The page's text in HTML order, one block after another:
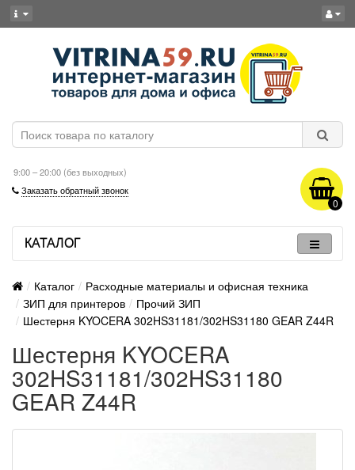
9:00 – 20:00 (без выходных)
Заказать обратный звонок
0
КАТАЛОГ
Каталог
Расходные материалы и офисная техника
ЗИП для принтеров
Прочий ЗИП
Шестерня KYOCERA 302HS31181/302HS31180 GEAR Z44R
Шестерня KYOCERA
302HS31181/302HS31180
GEAR Z44R